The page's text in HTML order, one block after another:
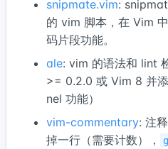
snipmate.vim:
的 vim 脚本，在 Vim
码片段功能。
ale: vim 的语法和 lint
>= 0.2.0 或 Vim 8 并
nel 功能）
vim-commentary: 注
掉一行（需要计数），